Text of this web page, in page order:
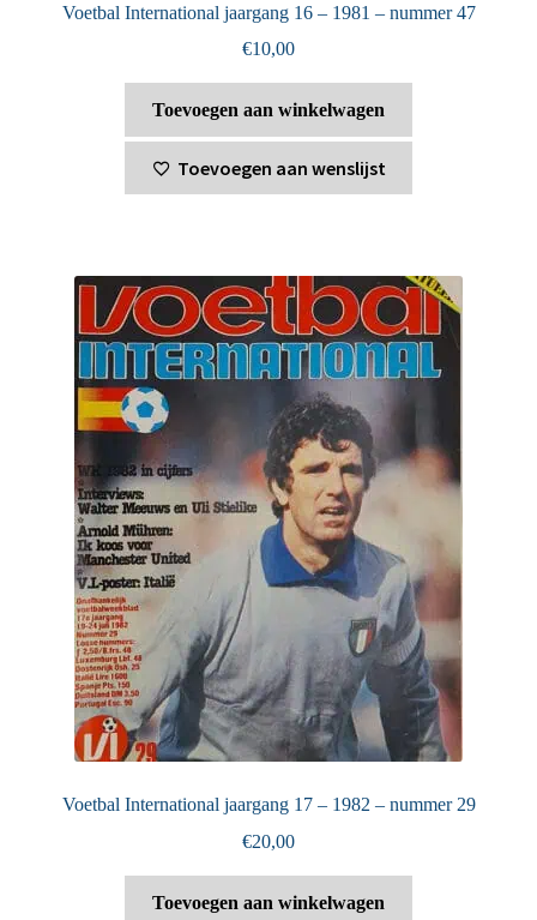
Voetbal International jaargang 16 – 1981 – nummer 47
€10,00
Toevoegen aan winkelwagen
Toevoegen aan wenslijst
Voetbal International jaargang 17 – 1982 – nummer 29
€20,00
Toevoegen aan winkelwagen